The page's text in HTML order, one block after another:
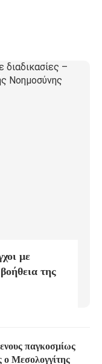
με
της
παγκοσμίως
ο Μεσολογγίτης